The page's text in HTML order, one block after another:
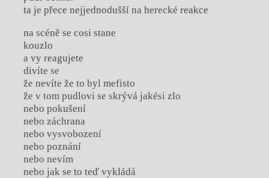
ta je přece nejjednodušší na herecké reakce
na scéně se cosi stane
kouzlo
a vy reagujete
divíte se
že nevíte že to byl mefisto
že v tom pudlovi se skrývá jakési zlo
nebo pokušení
nebo záchrana
nebo vysvobození
nebo poznání
nebo nevím
nebo jak se to teď vykládá